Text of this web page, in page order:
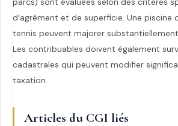
d’agrément et de superficie. Une piscine
tennis peuvent majorer
Les contribuables doivent également
cadastrales qui peuvent modifier
taxation.
Articles du CGI liés